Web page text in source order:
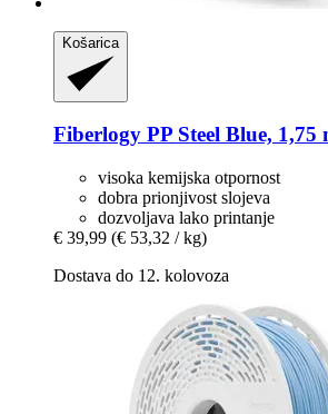
Košarica
Fiberlogy PP Steel Blue, 1,75
visoka kemijska otpornost
dobra prionjivost slojeva
dozvoljava lako printanje
€ 39,99 (€ 53,32 / kg)
Dostava do 12. kolovoza